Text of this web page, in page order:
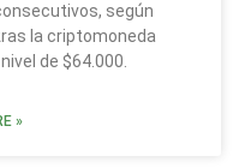
según
la criptomoneda
de $64.000.
»